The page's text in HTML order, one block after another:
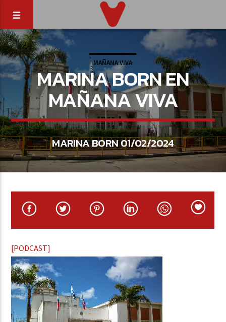
MAÑANA VIVA
MARINA BORN EN
MAÑANA VIVA
MARINA BORN 01/02/2024
[PODCAST]